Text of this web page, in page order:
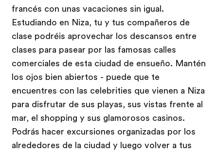
francés con unas vacaciones sin igual.
Estudiando en Niza, tu y tus compañeros de
clase podréis aprovechar los descansos entre
clases para pasear por las famosas calles
comerciales de esta ciudad de ensueño. Mantén
los ojos bien abiertos - puede que te
encuentres con las celebrities que vienen a Niza
para disfrutar de sus playas, sus vistas frente al
mar, el shopping y sus glamorosos casinos.
Podrás hacer excursiones organizadas por los
alrededores de la ciudad y luego volver a tus